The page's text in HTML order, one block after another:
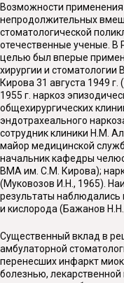
Возможности
непродолжительных
стоматологической
отечественные ученые. В
целью был вперые
хирургии и
Кирова 31 августа 1949
1955 г. наркоз
общехирургических
эндотрахеального
сотрудник клиники Н.М.
майор медицинской
начальник кафедры
ВМА им. С.М. Кирова);
(Муковозов И.Н., 1965).
результаты наблюдались
и кислорода (Бажанов
Существенный вклад в
амбулаторной
перенесших инфаркт
болезнью,